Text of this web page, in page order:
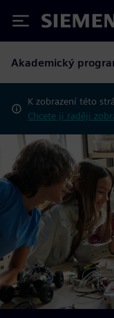
Siemens
Akademický
K zobrazení této
Chcete ji raději